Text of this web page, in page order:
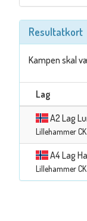
Resultatkort
Kampen skal
Lag
A2 Lag
Lillehammer CK
A4 Lag
Lillehammer CK